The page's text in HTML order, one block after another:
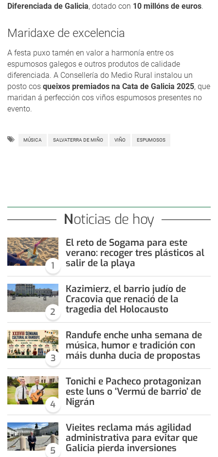
Diferenciada de Galicia, dotado con 10 millóns de euros.
Maridaxe de excelencia
A festa puxo tamén en valor a harmonía entre os
espumosos galegos e outros produtos de calidade
diferenciada. A Consellería do Medio Rural instalou un
posto cos queixos premiados na Cata de Galicia 2025, que
maridan á perfección cos viños espumosos presentes no
evento.
MÚSICA SALVATERRA DE MIÑO VIÑO ESPUMOSOS
Noticias de hoy
1
El reto de Sogama para este
verano: recoger tres plásticos al
salir de la playa
2
Kazimierz, el barrio judío de
Cracovia que renació de la
tragedia del Holocausto
3
Randufe enche unha semana de
música, humor e tradición con
máis dunha ducia de propostas
4
Tonichi e Pacheco protagonizan
este luns o ‘Vermú de barrio’ de
Nigrán
5
Vieites reclama más agilidad
administrativa para evitar que
Galicia pierda inversiones